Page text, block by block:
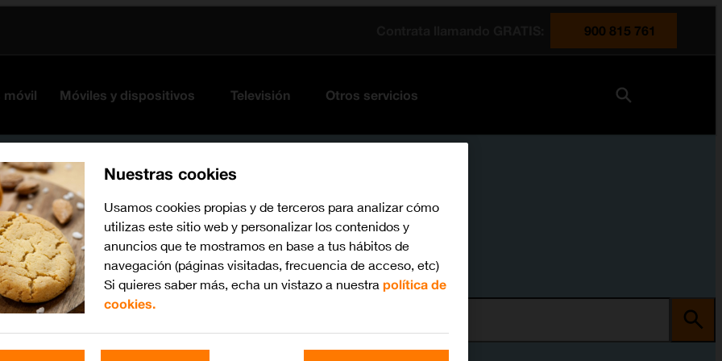
900 815 761
móvil Móviles y dispositivos Televisión Otros servicios
watchOS 10
Nuestras cookies
Usamos cookies propias y de terceros para analizar cómo
utilizas este sitio web y personalizar los contenidos y
anuncios que te mostramos en base a tus hábitos de
navegación (páginas visitadas, frecuencia de acceso, etc)
Si quieres saber más, echa un vistazo a nuestra política de
cookies.